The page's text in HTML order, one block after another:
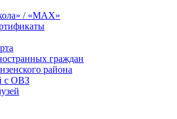
/ «MAX»
граждан
района
с ОВЗ